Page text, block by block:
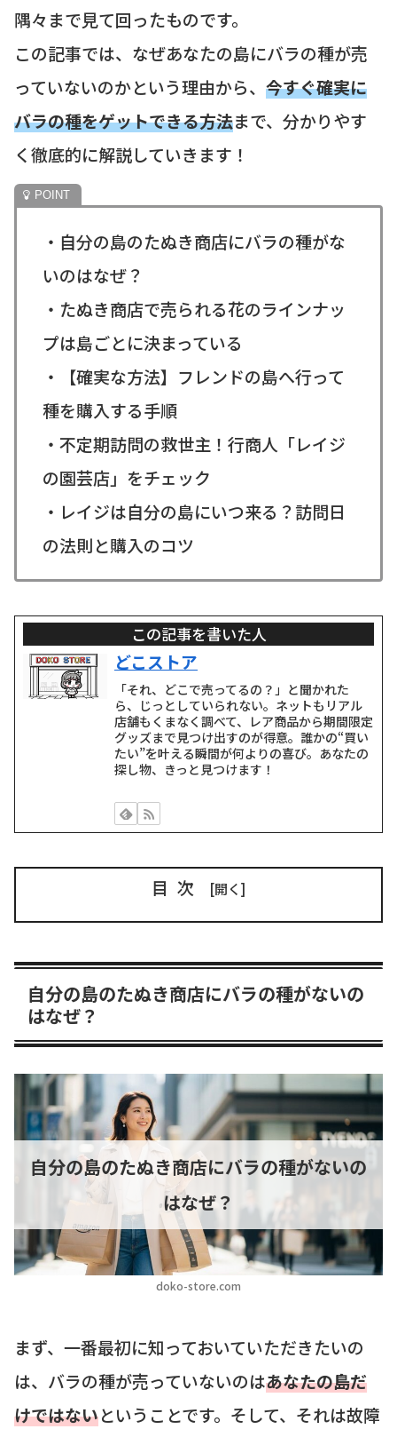
隅々まで見て回ったものです。
この記事では、なぜあなたの島にバラの種が売
っていないのかという理由から、 今すぐ確実に
バラの種をゲットできる方法まで、分かりやす
く徹底的に解説していきます！
・自分の島のたぬき商店にバラの種がな
いのはなぜ？
・たぬき商店で売られる花のラインナッ
プは島ごとに決まっている
・【確実な方法】フレンドの島へ行って
種を購入する手順
・不定期訪問の救世主！行商人「レイジ
の園芸店」をチェック
・レイジは自分の島にいつ来る？訪問日
の法則と購入のコツ
この記事を書いた人
どこストア
「それ、どこで売ってるの？」と聞かれた
ら、じっとしていられない。ネットもリアル
店舗もくまなく調べて、レア商品から期間限定
グッズまで見つけ出すのが得意。誰かの“買い
たい”を叶える瞬間が何よりの喜び。あなたの
探し物、きっと見つけます！
目次
自分の島のたぬき商店にバラの種がないの
はなぜ？
doko-store.com
自分の島のたぬき商店にバラの種がないの
はなぜ？
まず、一番最初に知っておいていただきたいの
は、バラの種が売っていないのはあなたの島だ
けではないということです。そして、それは故障